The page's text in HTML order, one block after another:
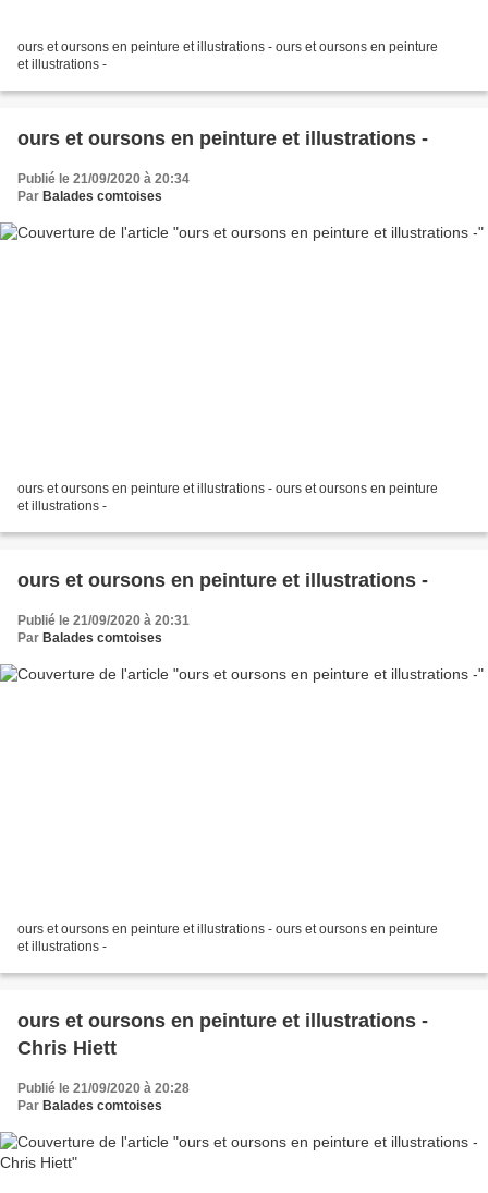
ours et oursons en peinture et illustrations - ours et oursons en peinture
et illustrations -
ours et oursons en peinture et illustrations -
Publié le 21/09/2020 à 20:34
Par Balades comtoises
ours et oursons en peinture et illustrations - ours et oursons en peinture
et illustrations -
ours et oursons en peinture et illustrations -
Publié le 21/09/2020 à 20:31
Par Balades comtoises
ours et oursons en peinture et illustrations - ours et oursons en peinture
et illustrations -
ours et oursons en peinture et illustrations -
Chris Hiett
Publié le 21/09/2020 à 20:28
Par Balades comtoises